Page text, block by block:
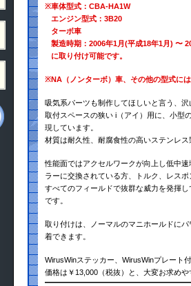
※車体型式：CBA-HA1W
エンジン型式：3B20
ターボ車
製造時期：2006年1月(平成18年1月) 〜
に取り付け可能です。
※NA（ノンターボ）車、その他の型式に
吸気系パーツも制作してほしいと言う、
取付スペースの狭い i（アイ）用に、小型
現しています。
材質は耐久性、耐腐食性の高いステンレス
性能面ではアクセルワークが向上し低中
ラーに交換されている方、トルク、レス
すべてのフィールドで抜群な威力を発揮
です。
取り付けは、ノーマルのマニホールドに
着できます。
WirusWinステッカー、WirusWinプレート
価格は￥13,000（税抜）と、大変お求め